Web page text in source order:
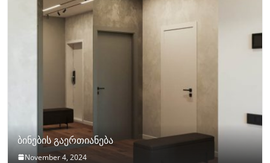
ბინების გაერთიანება
November 4, 2024